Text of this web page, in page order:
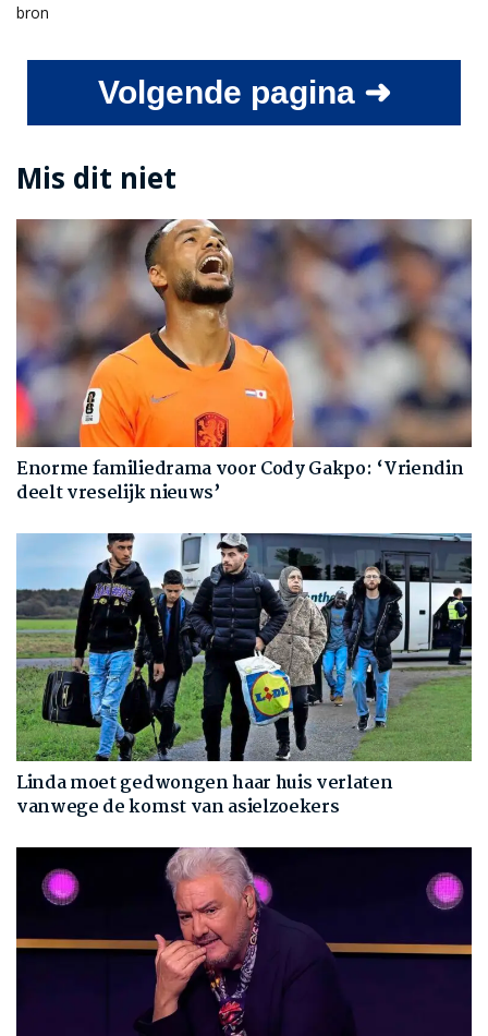
bron
Volgende pagina ➜
Mis dit niet
Enorme familiedrama voor Cody Gakpo: ‘Vriendin
deelt vreselijk nieuws’
Linda moet gedwongen haar huis verlaten
vanwege de komst van asielzoekers